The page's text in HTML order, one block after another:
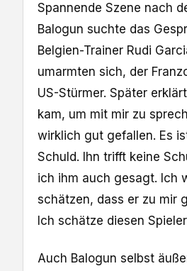
Spannende Szene nach
Balogun suchte das
Belgien-Trainer Rudi
umarmten sich, der
US-Stürmer. Später
kam, um mit mir zu
wirklich gut gefallen. Es
Schuld. Ihn trifft keine
ich ihm auch gesagt. Ich
schätzen, dass er zu mir
Ich schätze diesen
Auch Balogun selbst